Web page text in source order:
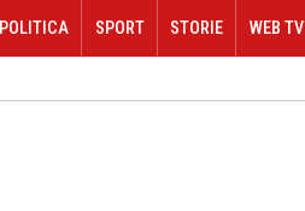
POLITICA SPORT STORIE WEB TV